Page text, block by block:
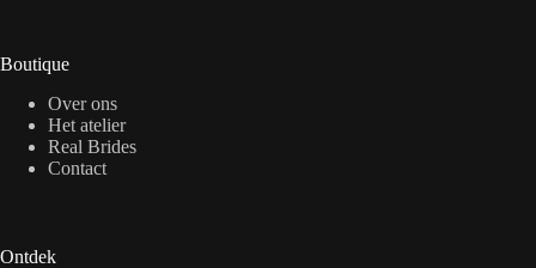
Boutique
Over ons
Het atelier
Real Brides
Contact
Ontdek